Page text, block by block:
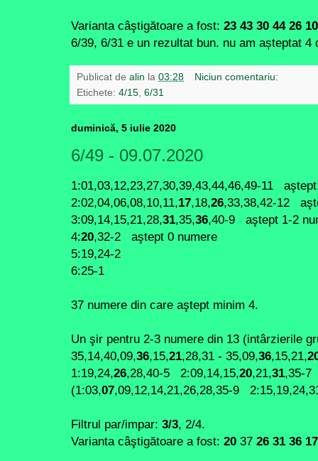
Varianta câştigătoare a fost: 23 43 30 44 26 10
6/39, 6/31 e un rezultat bun. nu am așteptat
Publicat de alin la 03:28
Niciun comentariu:
Etichete: 4/15, 6/31
duminică, 5 iulie 2020
6/49 - 09.07.2020
1:01,03,12,23,27,30,39,43,44,46,49-11
2:02,04,06,08,10,11,17,18,26,33,38,42-12
3:09,14,15,21,28,31,35,36,40-9 aştept 1-2
4:20,32-2 aştept 0 numere
5:19,24-2
6:25-1
37 numere din care aştept minim 4.
Un şir pentru 2-3 numere din 13 (intârzierile
35,14,40,09,36,15,21,28,31 - 35,09,36,15,21,
1:19,24,26,28,40-5 2:09,14,15,20,21,31,35-
(1:03,07,09,12,14,21,26,28,35-9
Filtrul par/impar: 3/3, 2/4.
Varianta câştigătoare a fost: 20 37 26 31 36 17